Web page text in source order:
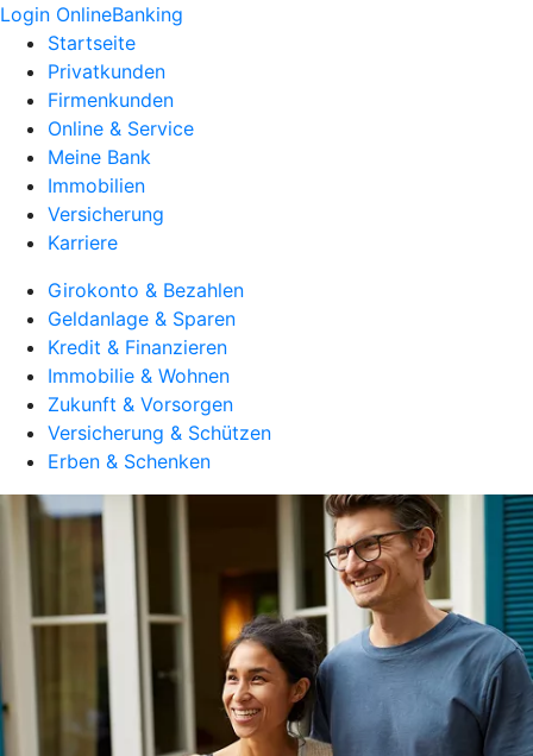
Login OnlineBanking
Startseite
Privatkunden
Firmenkunden
Online & Service
Meine Bank
Immobilien
Versicherung
Karriere
Girokonto & Bezahlen
Geldanlage & Sparen
Kredit & Finanzieren
Immobilie & Wohnen
Zukunft & Vorsorgen
Versicherung & Schützen
Erben & Schenken